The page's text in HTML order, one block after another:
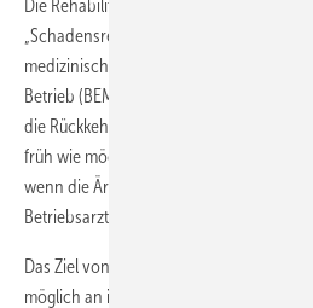
Die Rehabilitation ist als
„Schadensrevision“ zu verstehen. Sie
medizinische Rehabilitation mit
Betrieb (BEM). Vielen wissenschaftlichen
die Rückkehr an den Arbeitsplatz
früh wie möglich ärztlich begleitet
wenn die Ärztinnen und Ärzte in der
Betriebsarzt zusammenarbeiten.
Das Ziel von „Return to Work“ ist,
möglich an ihren Arbeitsplatz